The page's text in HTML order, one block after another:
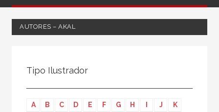
AUTORES – AKAL
Tipo Ilustrador
A B C D E F G H J
K